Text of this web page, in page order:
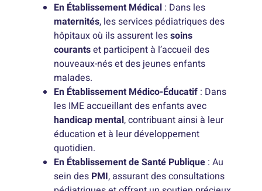
En Établissement Médical : Dans les
maternités, les services pédiatriques des
hôpitaux où ils assurent lessoins
courantset participent à l’accueil des
nouveaux-nés et des jeunes enfants
malades.
En Établissement Médico-Éducatif : Dans
les IME accueillant des enfants avec
handicap mental, contribuant ainsi à leur
éducation et à leur développement
quotidien.
En Établissement de Santé Publique : Au
sein des PMI, assurant des consultations